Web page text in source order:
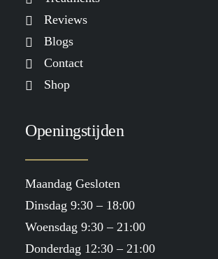
Reviews
Blogs
Contact
Shop
Openingstijden
Maandag Gesloten
Dinsdag 9:30 – 18:00
Woensdag 9:30 – 21:00
Donderdag 12:30 – 21:00